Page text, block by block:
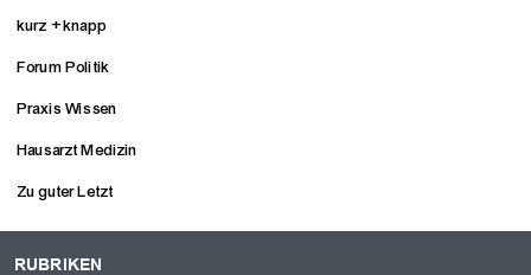
kurz + knapp
Forum Politik
Praxis Wissen
Hausarzt Medizin
Zu guter Letzt
RUBRIKEN